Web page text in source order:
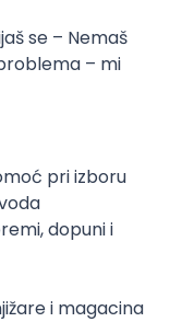
se – Nemaš
– mi
pri izboru
dopuni i
i magacina